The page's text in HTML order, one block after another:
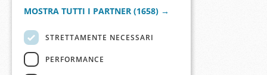
MOSTRA TUTTI I PARTNER (1658) →
STRETTAMENTE NECESSARI
PERFORMANCE